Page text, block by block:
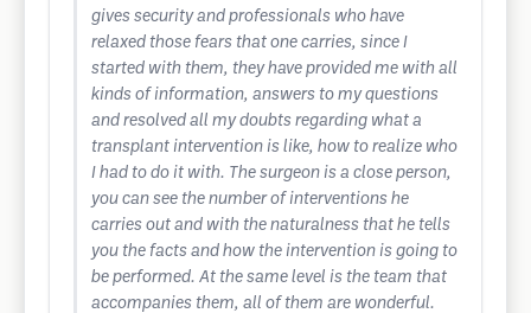
gives security and professionals who have
relaxed those fears that one carries, since I
started with them, they have provided me with all
kinds of information, answers to my questions
and resolved all my doubts regarding what a
transplant intervention is like, how to realize who
I had to do it with. The surgeon is a close person,
you can see the number of interventions he
carries out and with the naturalness that he tells
you the facts and how the intervention is going to
be performed. At the same level is the team that
accompanies them, all of them are wonderful.